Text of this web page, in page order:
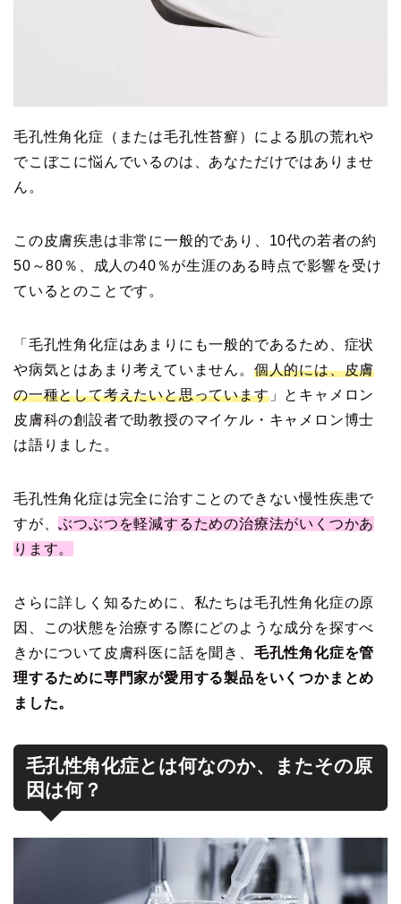
毛孔性角化症（または毛孔性苔癬）による肌の荒れや
でこぼこに悩んでいるのは、あなただけではありませ
ん。
この皮膚疾患は非常に一般的であり、10代の若者の約
50～80％、成人の40％が生涯のある時点で影響を受け
ているとのことです。
「毛孔性角化症はあまりにも一般的であるため、症状
や病気とはあまり考えていません。 個人的には、皮膚
の一種として考えたいと思っています」とキャメロン
皮膚科の創設者で助教授のマイケル・キャメロン博士
は語りました。
毛孔性角化症は完全に治すことのできない慢性疾患で
すが、ぶつぶつを軽減するための治療法がいくつかあ
ります。
さらに詳しく知るために、私たちは毛孔性角化症の原
因、この状態を治療する際にどのような成分を探すべ
きかについて皮膚科医に話を聞き、 毛孔性角化症を管
理するために専門家が愛用する製品をいくつかまとめ
ました。
毛孔性角化症とは何なのか、またその原
因は何？